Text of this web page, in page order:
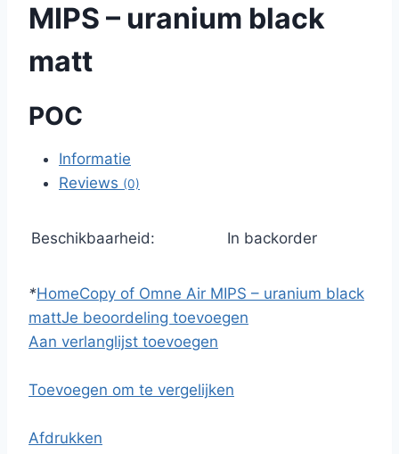
MIPS – uranium black
matt
POC
Informatie
Reviews (0)
Beschikbaarheid: In backorder
*HomeCopy of Omne Air MIPS – uranium black
mattJe beoordeling toevoegen
Aan verlanglijst toevoegen
Toevoegen om te vergelijken
Afdrukken